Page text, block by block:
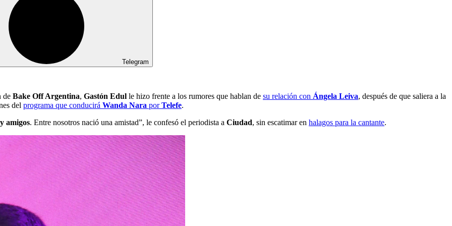
Telegram
de Bake Off Argentina, Gastón Edul le hizo frente a los rumores que hablan de su relación con Ángela Leiva, después de que saliera a la
del programa que conducirá Wanda Nara porTelefe.
amigos. Entre nosotros nació una amistad”, le confesó el periodista a Ciudad, sin escatimar en halagos para la cantante.